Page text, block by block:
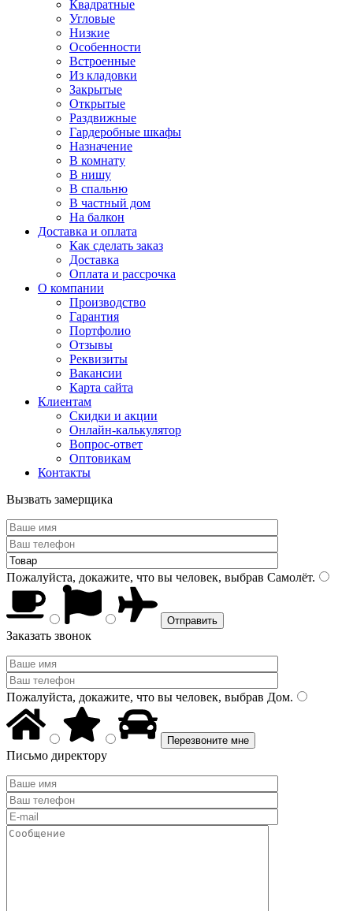
Квадратные
Угловые
Низкие
Особенности
Встроенные
Из кладовки
Закрытые
Открытые
Раздвижные
Гардеробные шкафы
Назначение
В комнату
В нишу
В спальню
В частный дом
На балкон
Доставка и оплата
Как сделать заказ
Доставка
Оплата и рассрочка
О компании
Производство
Гарантия
Портфолио
Отзывы
Реквизиты
Вакансии
Карта сайта
Клиентам
Скидки и акции
Онлайн-калькулятор
Вопрос-ответ
Оптовикам
Контакты
Вызвать замерщика
Пожалуйста, докажите, что вы человек, выбрав Самолёт.
Заказать звонок
Пожалуйста, докажите, что вы человек, выбрав Дом.
Письмо директору